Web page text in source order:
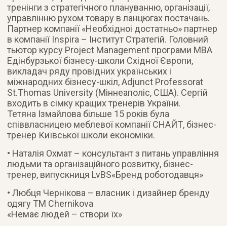
тренінги з стратегічного плануванню, організації,
управлінню рухом товару в ланцюгах постачань.
Партнер компанії «Необхідноі достатньо» партнер
в компанії Inspira – Інститут Стратегій. Головний
тьютор курсу Project Management програми МВА
Едінбурзької бізнесу-школи Східної Європи,
викладач ряду провідних українських і
міжнародних бізнесу-шкіл, Adjunct Professorat
St.Thomas University (Міннеаполіс, США). Сергій
входить в сімку кращих тренерів України.
Тетяна Ізмайлова більше 15 років була
співвласницею меблевої компанії СНАЙТ, бізнес-
тренер Київської школи економіки.
• Наталія Охмат – консультант з питань управління
людьми та організаційного розвитку, бізнес-
тренер, випускниця LvBS«Бренд роботодавця»
• Любця Чернікова – власник і дизайнер бренду
одягу ТМ Chernikova
«Немає людей – створи їх»